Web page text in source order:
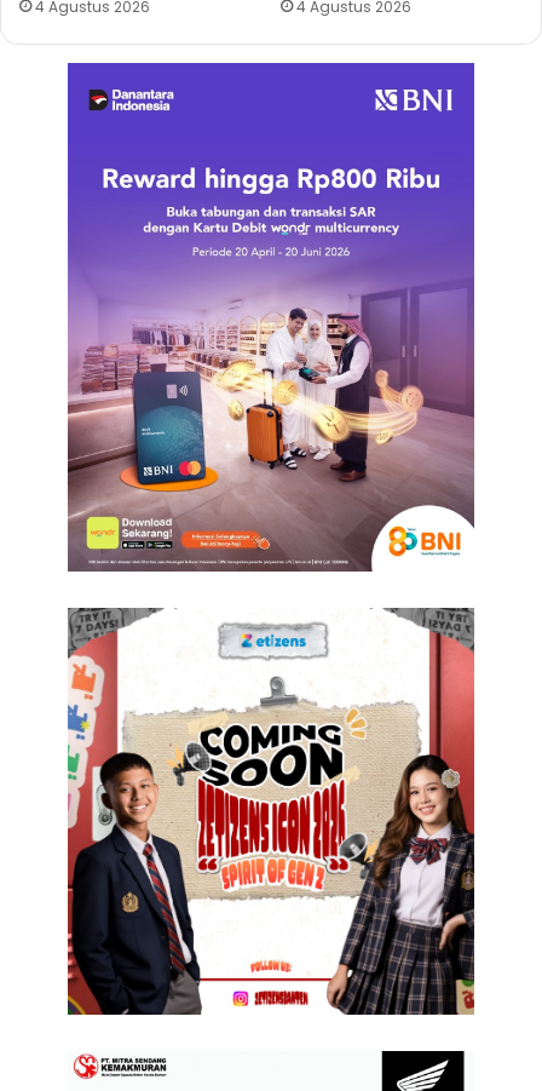
4 Agustus 2026 4 Agustus 2026